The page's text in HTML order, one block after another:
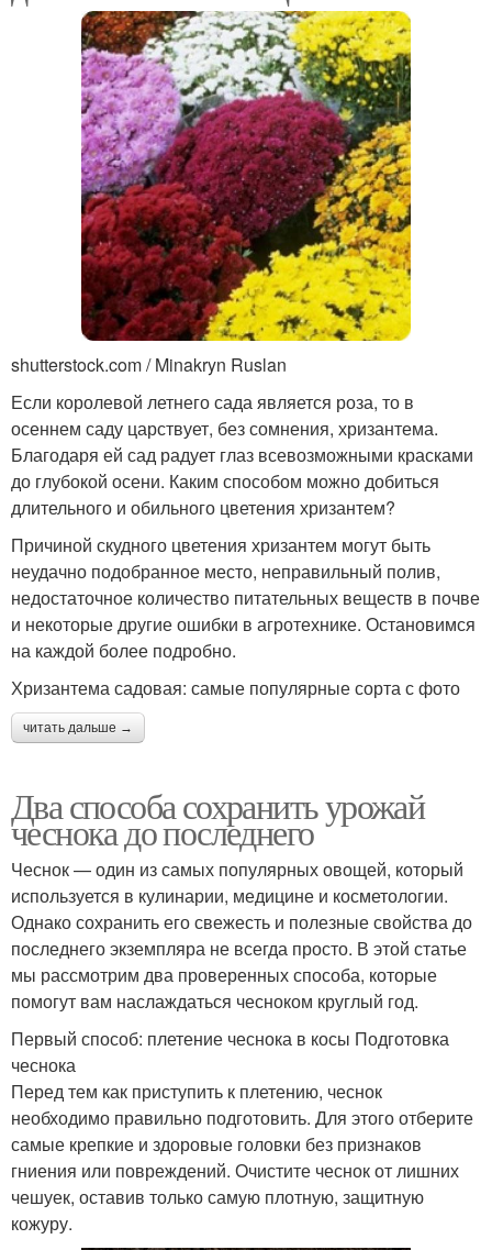
shutterstock.com / Minakryn Ruslan
Если королевой летнего сада является роза, то в
осеннем саду царствует, без сомнения, хризантема.
Благодаря ей сад радует глаз всевозможными красками
до глубокой осени. Каким способом можно добиться
длительного и обильного цветения хризантем?
Причиной скудного цветения хризантем могут быть
неудачно подобранное место, неправильный полив,
недостаточное количество питательных веществ в почве
и некоторые другие ошибки в агротехнике. Остановимся
на каждой более подробно.
Хризантема садовая: самые популярные сорта с фото
читать дальше →
Два способа сохранить урожай
чеснока до последнего
Чеснок — один из самых популярных овощей, который
используется в кулинарии, медицине и косметологии.
Однако сохранить его свежесть и полезные свойства до
последнего экземпляра не всегда просто. В этой статье
мы рассмотрим два проверенных способа, которые
помогут вам наслаждаться чесноком круглый год.
Первый способ: плетение чеснока в косы Подготовка
чеснока
Перед тем как приступить к плетению, чеснок
необходимо правильно подготовить. Для этого отберите
самые крепкие и здоровые головки без признаков
гниения или повреждений. Очистите чеснок от лишних
чешуек, оставив только самую плотную, защитную
кожуру.